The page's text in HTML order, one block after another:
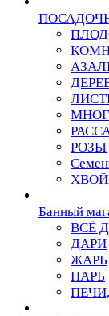
РОЗЫ
Банный
ВСЁ
ДАРИ
ЖАРЬ
ПАРЬ